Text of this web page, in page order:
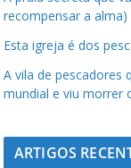
recompensar a alma)
Esta igreja é dos
A vila de pescadores
mundial e viu morrer
ARTIGOS